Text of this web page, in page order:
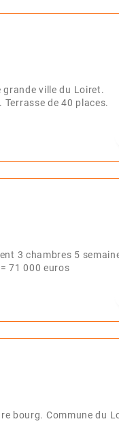
grande ville du Loiret.
de 40 places.
3 chambres 5
71 000 euros
bourg. Commune du